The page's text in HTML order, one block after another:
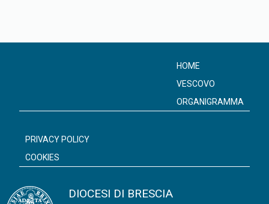
DIOCESI DI BRESCIA
HOME
VESCOVO
ORGANIGRAMMA
PRIVACY POLICY
COOKIES